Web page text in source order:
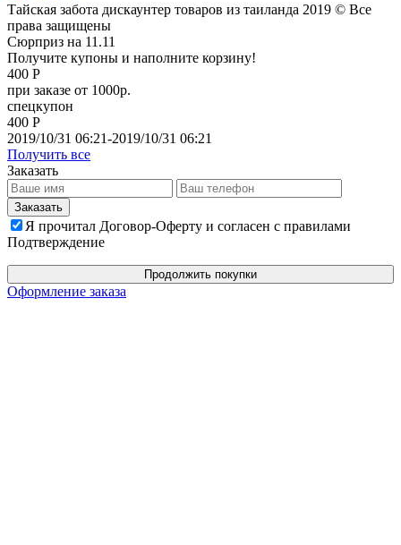
Тайская забота дискаунтер товаров из таиланда 2019 © Все
права защищены
Сюрприз на 11.11
Получите купоны и наполните корзину!
400 Р
при заказе от 1000р.
спецкупон
400 Р
2019/10/31 06:21-2019/10/31 06:21
Получить все
Заказать
Я прочитал Договор-Оферту и согласен с правилами
Подтверждение
Продолжить покупки
Оформление заказа